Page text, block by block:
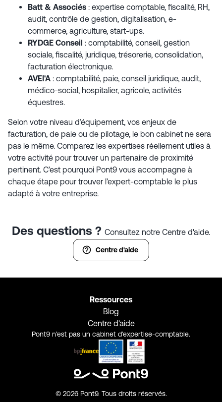
Batt & Associés : expertise comptable, fiscalité, RH,
audit, contrôle de gestion, digitalisation, e-
commerce, agriculture, start-ups.
RYDGE Conseil : comptabilité, conseil, gestion
sociale, fiscalité, juridique, trésorerie, consolidation,
facturation électronique.
AVEI'A : comptabilité, paie, conseil juridique, audit,
médico-social, hospitalier, agricole, activités
équestres.
Selon votre niveau d’équipement, vos enjeux de
facturation, de paie ou de pilotage, le bon cabinet ne sera
pas le même. Comparez les expertises réellement utiles à
votre activité pour trouver un partenaire de proximité
pertinent. C’est pourquoi Pont9 vous accompagne à
chaque étape pour trouver l’expert-comptable le plus
adapté à votre entreprise.
Des questions ? Consultez notre Centre d'aide.
Centre d'aide
Ressources
Blog
Centre d'aide
Pont9 n’est pas un cabinet d’expertise-comptable.
© 2026Pont9. Tous droits réservés.